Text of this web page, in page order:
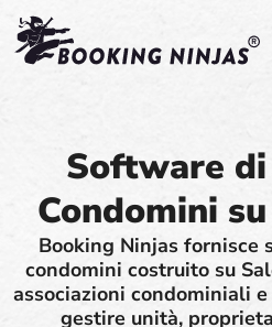
Software
Condomini
Booking Ninjas fornisce
condomini costruito su
associazioni condominiali
gestire unità,